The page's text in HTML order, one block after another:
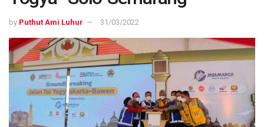
by Puthut Ami Luhur 31/03/2022